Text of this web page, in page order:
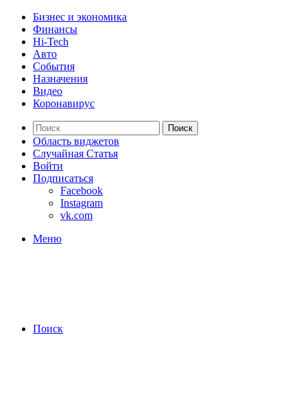
Бизнес и экономика
Финансы
Hi-Tech
Авто
События
Назначения
Видео
Коронавирус
Поиск
Область виджетов
Случайная Статья
Войти
Подписаться
Facebook
Instagram
vk.com
Меню
Поиск